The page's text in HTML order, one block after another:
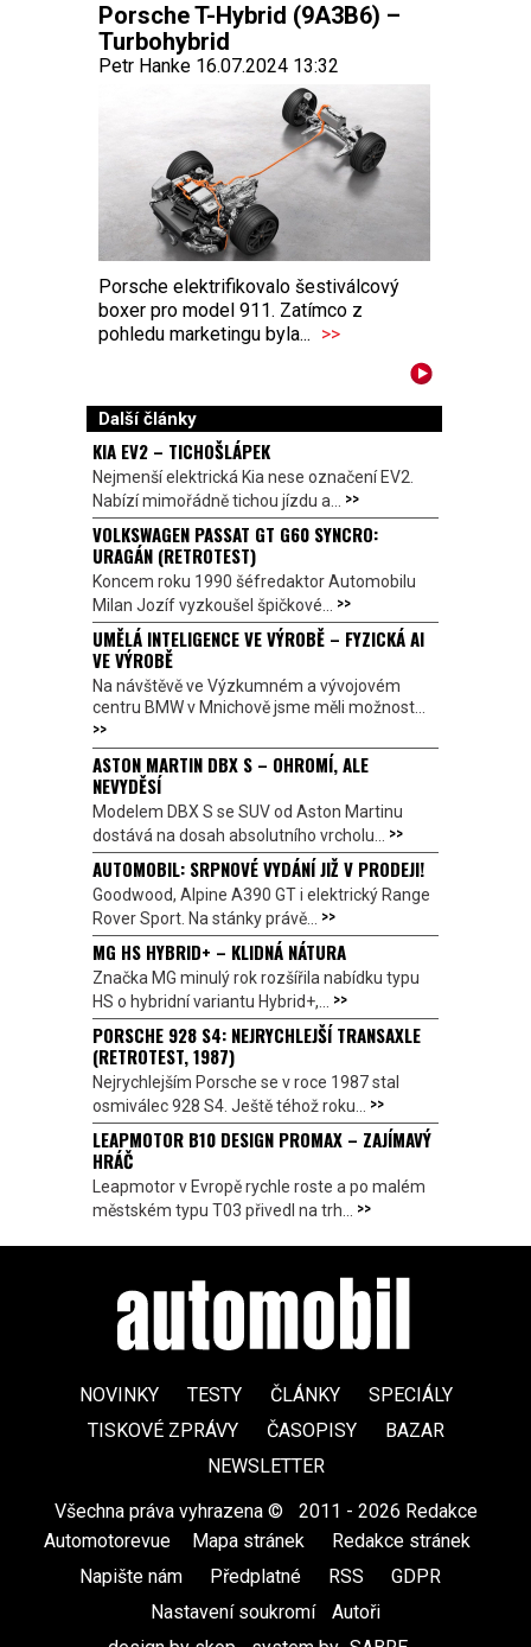
Porsche T-Hybrid (9A3B6) –
Turbohybrid
Petr Hanke 16.07.2024 13:32
Porsche elektrifikovalo šestiválcový
boxer pro model 911. Zatímco z
pohledu marketingu byla... >>
Další články
KIA EV2 – TICHOŠLÁPEK
Nejmenší elektrická Kia nese označení EV2.
Nabízí mimořádně tichou jízdu a... >>
VOLKSWAGEN PASSAT GT G60 SYNCRO:
URAGÁN (RETROTEST)
Koncem roku 1990 šéfredaktor Automobilu
Milan Jozíf vyzkoušel špičkové... >>
UMĚLÁ INTELIGENCE VE VÝROBĚ – FYZICKÁ AI
VE VÝROBĚ
Na návštěvě ve Výzkumném a vývojovém
centru BMW v Mnichově jsme měli možnost...
>>
ASTON MARTIN DBX S – OHROMÍ, ALE
NEVYDĚSÍ
Modelem DBX S se SUV od Aston Martinu
dostává na dosah absolutního vrcholu... >>
AUTOMOBIL: SRPNOVÉ VYDÁNÍ JIŽ V PRODEJI!
Goodwood, Alpine A390 GT i elektrický Range
Rover Sport. Na stánky právě... >>
MG HS HYBRID+ – KLIDNÁ NÁTURA
Značka MG minulý rok rozšířila nabídku typu
HS o hybridní variantu Hybrid+,... >>
PORSCHE 928 S4: NEJRYCHLEJŠÍ TRANSAXLE
(RETROTEST, 1987)
Nejrychlejším Porsche se v roce 1987 stal
osmiválec 928 S4. Ještě téhož roku... >>
LEAPMOTOR B10 DESIGN PROMAX – ZAJÍMAVÝ
HRÁČ
Leapmotor v Evropě rychle roste a po malém
městském typu T03 přivedl na trh... >>
NOVINKY TESTY ČLÁNKY
SPECIÁLY
TISKOVÉ ZPRÁVY
ČASOPISY
BAZAR
NEWSLETTER
Všechna práva vyhrazena ©
2011 - 2026 Redakce
Automotorevue
Mapa stránek Redakce stránek
Napište nám
Předplatné RSS GDPR
Nastavení soukromí
Autoři